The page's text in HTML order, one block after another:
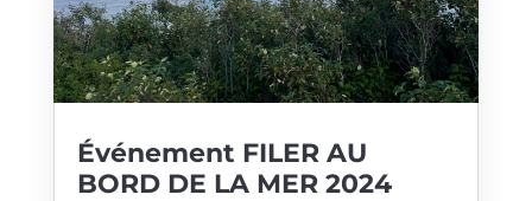
Événement FILER AU
BORD DE LA MER 2024